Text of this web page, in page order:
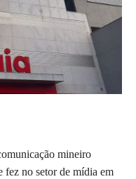
mineiro
fez no setor de mídia em